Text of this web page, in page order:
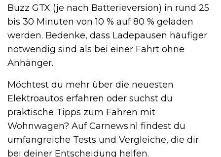
Buzz GTX (je nach Batterieversion) in rund 25
bis 30 Minuten von 10 % auf 80 % geladen
werden. Bedenke, dass Ladepausen häufiger
notwendig sind als bei einer Fahrt ohne
Anhänger.
Möchtest du mehr über die neuesten
Elektroautos erfahren oder suchst du
praktische Tipps zum Fahren mit
Wohnwagen? Auf Carnews.nl findest du
umfangreiche Tests und Vergleiche, die dir
bei deiner Entscheidung helfen.